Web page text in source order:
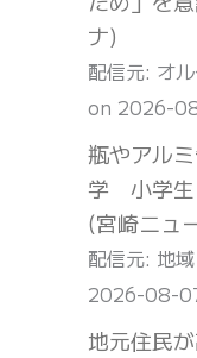
ナ)
配信元: オ
on 2026-
瓶やアル
学 小学生
(宮崎ニュ
配信元: 地
2026-08-
地元住民